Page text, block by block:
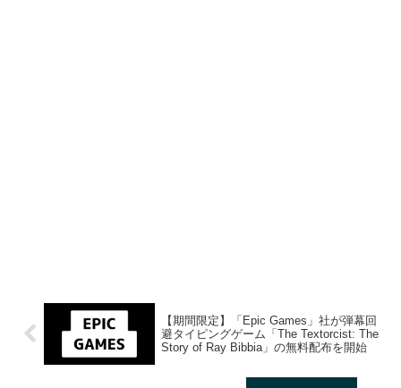
【期間限定】「Epic Games」社が弾幕回
避タイピングゲーム「The Textorcist: The
Story of Ray Bibbia」の無料配布を開始